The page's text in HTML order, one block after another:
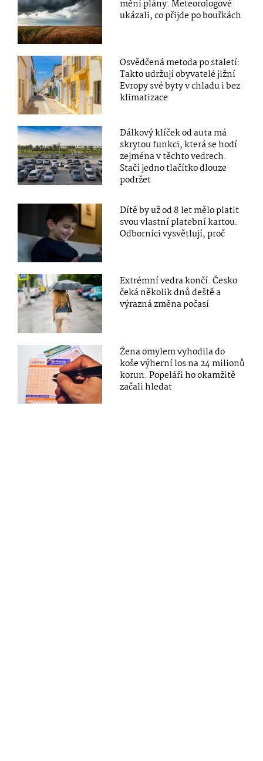
mění plány. Meteorologové
ukázali, co přijde po bouřkách
Osvědčená metoda po staletí:
Takto udržují obyvatelé jižní
Evropy své byty v chladu i bez
klimatizace
Dálkový klíček od auta má
skrytou funkci, která se hodí
zejména v těchto vedrech.
Stačí jedno tlačítko dlouze
podržet
Dítě by už od 8 let mělo platit
svou vlastní platební kartou.
Odborníci vysvětlují, proč
Extrémní vedra končí. Česko
čeká několik dnů deště a
výrazná změna počasí
Žena omylem vyhodila do
koše výherní los na 24 milionů
korun. Popeláři ho okamžitě
začali hledat